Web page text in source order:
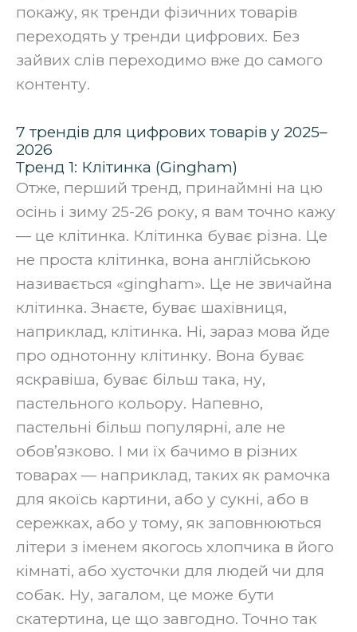
покажу, як тренди фізичних товарів
переходять у тренди цифрових. Без
зайвих слів переходимо вже до самого
контенту.
7 трендів для цифрових товарів у 2025–
2026
Тренд 1: Клітинка (Gingham)
Отже, перший тренд, принаймні на цю
осінь і зиму 25-26 року, я вам точно кажу
— це клітинка. Клітинка буває різна. Це
не проста клітинка, вона англійською
називається «gingham». Це не звичайна
клітинка. Знаєте, буває шахівниця,
наприклад, клітинка. Ні, зараз мова йде
про однотонну клітинку. Вона буває
яскравіша, буває більш така, ну,
пастельного кольору. Напевно,
пастельні більш популярні, але не
обов’язково. І ми їх бачимо в різних
товарах — наприклад, таких як рамочка
для якоїсь картини, або у сукні, або в
сережках, або у тому, як заповнюються
літери з іменем якогось хлопчика в його
кімнаті, або хусточки для людей чи для
собак. Ну, загалом, це може бути
скатертина, це що завгодно. Точно так